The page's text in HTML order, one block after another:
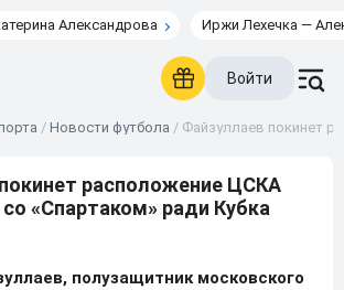
Александрова Иржи Лехечка —
Войти
/ Новости футбола / Файзуллаев покинет
расположение ЦСКА
«Спартаком» ради Кубка
полузащитник московского